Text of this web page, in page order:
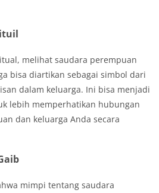
melihat saudara perempuan
bisa diartikan sebagai simbol dari
dalam keluarga. Ini bisa menjadi
lebih memperhatikan hubungan
dan keluarga Anda secara
mimpi tentang saudara